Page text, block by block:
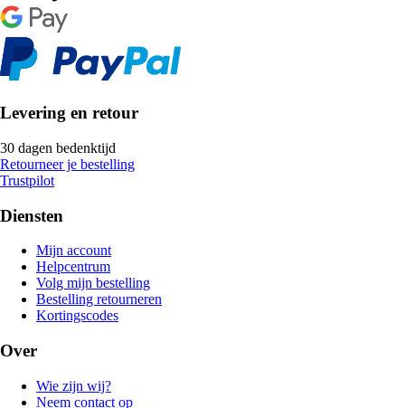
Levering en retour
30 dagen bedenktijd
Retourneer je bestelling
Trustpilot
Diensten
Mijn account
Helpcentrum
Volg mijn bestelling
Bestelling retourneren
Kortingscodes
Over
Wie zijn wij?
Neem contact op